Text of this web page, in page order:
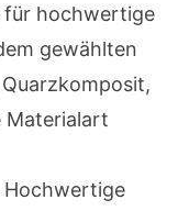
für hochwertige
gewählten
Materialart